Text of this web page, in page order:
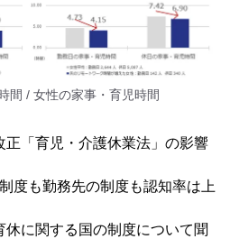
間 / 女性の家事・育児時間
正「育児・介護休業法」の影響
度も勤務先の制度も認知率は上
に関する国の制度について聞